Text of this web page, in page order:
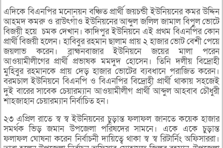
এদিকে বিএনপির মনোনয়ন বঞ্চিত প্রার্থী জয়চন্ডী ইউনিয়নের কমর উদ্দিন
আহমদ কমরু ও রাউৎগাঁও ইউনিয়নের আব্দুল জলিল জামাল বিপুল ভোটে
বিজয়ী হয়ে চমক দেখান। কাদিপুর ইউনিয়নে এই প্রথম বিএনপির কোন
প্রার্থী বিজয়ী হলেন। হাবিবুর রহমান ছালাম প্রায় ২ হাজার ভোট বেশী পেয়ে
জয়লাভ করেন। ব্রাহ্মনবাজার ইউনিয়নে জয়ের মালা পরেন
আওয়ামীলীগের প্রার্থী প্রভাষক মমদুদ হোসেন। তিনি দলীয় বিদ্রোহী
মুহিবুর রহমানকে প্রায় দেড় হাজার ভোটের ব্যবধানে পরাজিত করেন।
বরমচাল ইউনিয়নে বিএনপি ও বিএনপির বিদ্রোহী প্রার্থী থাকায় সহজেই
দুই বারের সাবেক চেয়ারম্যান আওয়ামীলীগ প্রার্থী আব্দুল আহবাব চৌধুরী
শাহজাহান চেয়ারম্যান নির্বাচিত হন।
২৩ এপ্রিল রাতে স্ব স্ব ইউনিয়নের চুড়ান্ত ফলাফল জানতে কয়েক হাজার
সমর্থক ভিড় জমান উপজেলা পরিষদের সামনে। একে একে চুড়ান্ত
ফলাফল ঘোষনা করেন নির্বাচনী দায়িত্বে থাকা স্ব স্ব রিটার্নিং অফিসাররা।